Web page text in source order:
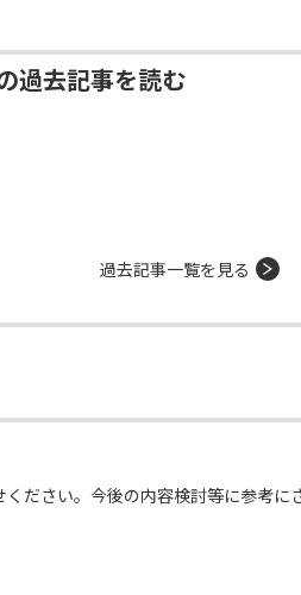
過去記事を読む
過去記事一覧を見る
ださい。今後の内容検討等に参考に